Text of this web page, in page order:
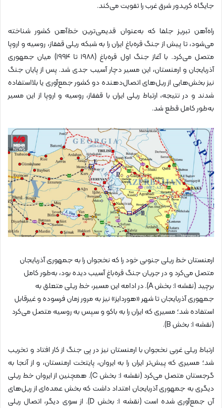
جایگاه کریدور شرق غرب را تقویت می‌کند.
راه‌آهن تبریز جلفا که به‌عنوان قدیمی‌ترین خط‌آهن کشور شناخته
می‌شود، تا پیش از جنگ قره‌باغ ایران را به شبکه ریلی قفقاز، روسیه و اروپا
متصل می‌کرد. با آغاز جنگ اول قره‌باغ (۱۹۸۸ تا ۱۹۹۴) میان جمهوری
آذربایجان و ارمنستان، این مسیر دچار آسیب جدی شد. پس از پایان جنگ
نیز بخش‌هایی از ریل‌های اتصال‌دهنده دو کشور جمع‌آوری یا بلااستفاده
شدند و در نتیجه، ارتباط ریلی ایران با قفقاز، روسیه و اروپا از این مسیر
به‌طور کامل قطع شد.
ارمنستان خط ریلی جنوبی خود را که نخجوان را به جمهوری آذربایجان
متصل می‌کرد و در جریان جنگ قره‌باغ آسیب دیده بود، به‌طور کامل
برچید (نقشه ۱: بخش A). در ادامه این مسیر، خط ریلی متعلق به
جمهوری آذربایجان تا شهر «هوردایز» نیز به مرور زمان فرسوده و غیرقابل
استفاده شد؛ مسیری که ایران را به باکو و سپس به روسیه متصل می‌کرد
(نقشه ۱: بخش B).
ارتباط ریلی غربی نخجوان با ارمنستان نیز در پی جنگ از کار افتاد و تخریب
شد؛ مسیری که پیش‌تر ایران را به ایروان، پایتخت ارمنستان، و از آنجا به
گرجستان متصل می‌کرد (نقشه ۱: بخش C). همچنین از ایروان خط ریلی
دیگری به جمهوری آذربایجان امتداد داشت که بخش عمده‌ای از ریل‌های
آن جمع‌آوری شده است (نقشه ۱: بخش D). از سوی دیگر، اتصال ریلی